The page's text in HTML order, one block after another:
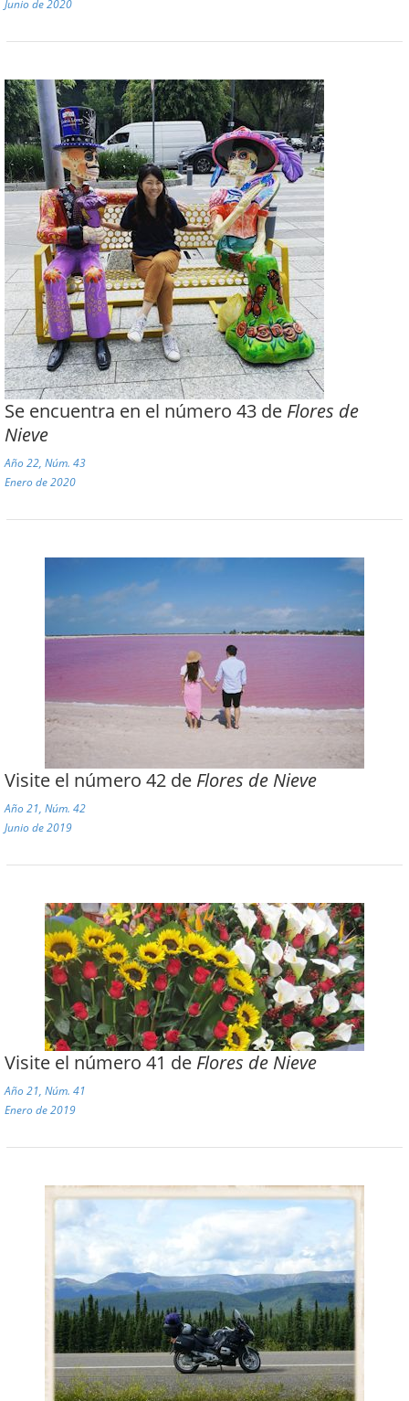
Junio de 2020
Se encuentra en el número 43 de Flores de
Nieve
Año 22, Núm. 43
Enero de 2020
Visite el número 42 de Flores de Nieve
Año 21, Núm. 42
Junio de 2019
Visite el número 41 de Flores de Nieve
Año 21, Núm. 41
Enero de 2019